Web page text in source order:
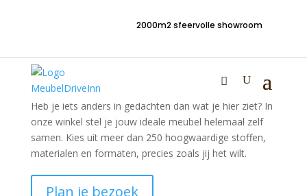
2000m2 sfeervolle showroom
Jouw meubel, jouw stijl
Heb je iets anders in gedachten dan wat je hier ziet? In
onze winkel stel je jouw ideale meubel helemaal zelf
samen. Kies uit meer dan 250 hoogwaardige stoffen,
materialen en formaten, precies zoals jij het wilt.
Plan je bezoek